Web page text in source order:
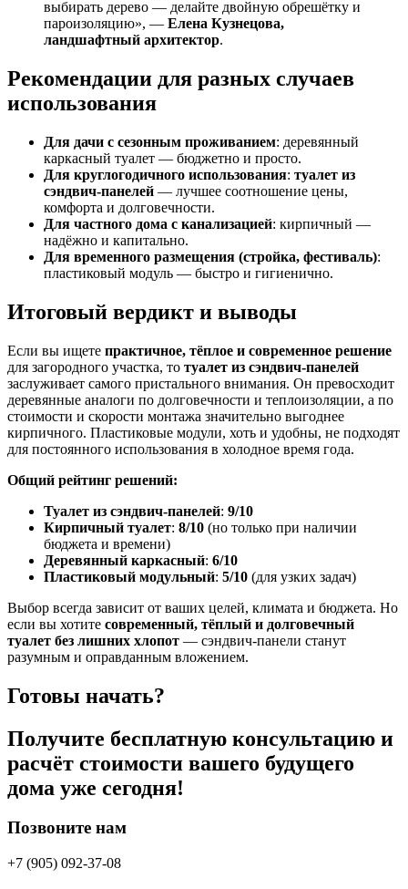
выбирать дерево — делайте двойную обрешётку и
пароизоляцию», — Елена Кузнецова,
ландшафтный архитектор.
Рекомендации для разных случаев
использования
Для дачи с сезонным проживанием: деревянный
каркасный туалет — бюджетно и просто.
Для круглогодичного использования: туалет из
сэндвич-панелей — лучшее соотношение цены,
комфорта и долговечности.
Для частного дома с канализацией: кирпичный —
надёжно и капитально.
Для временного размещения (стройка, фестиваль):
пластиковый модуль — быстро и гигиенично.
Итоговый вердикт и выводы
Если вы ищете практичное, тёплое и современное решение
для загородного участка, то туалет из сэндвич-панелей
заслуживает самого пристального внимания. Он превосходит
деревянные аналоги по долговечности и теплоизоляции, а по
стоимости и скорости монтажа значительно выгоднее
кирпичного. Пластиковые модули, хоть и удобны, не подходят
для постоянного использования в холодное время года.
Общий рейтинг решений:
Туалет из сэндвич-панелей: 9/10
Кирпичный туалет: 8/10 (но только при наличии
бюджета и времени)
Деревянный каркасный: 6/10
Пластиковый модульный: 5/10 (для узких задач)
Выбор всегда зависит от ваших целей, климата и бюджета. Но
если вы хотите современный, тёплый и долговечный
туалет без лишних хлопот — сэндвич-панели станут
разумным и оправданным вложением.
Готовы начать?
Получите бесплатную консультацию и
расчёт стоимости вашего будущего
дома уже сегодня!
Позвоните нам
+7 (905) 092-37-08